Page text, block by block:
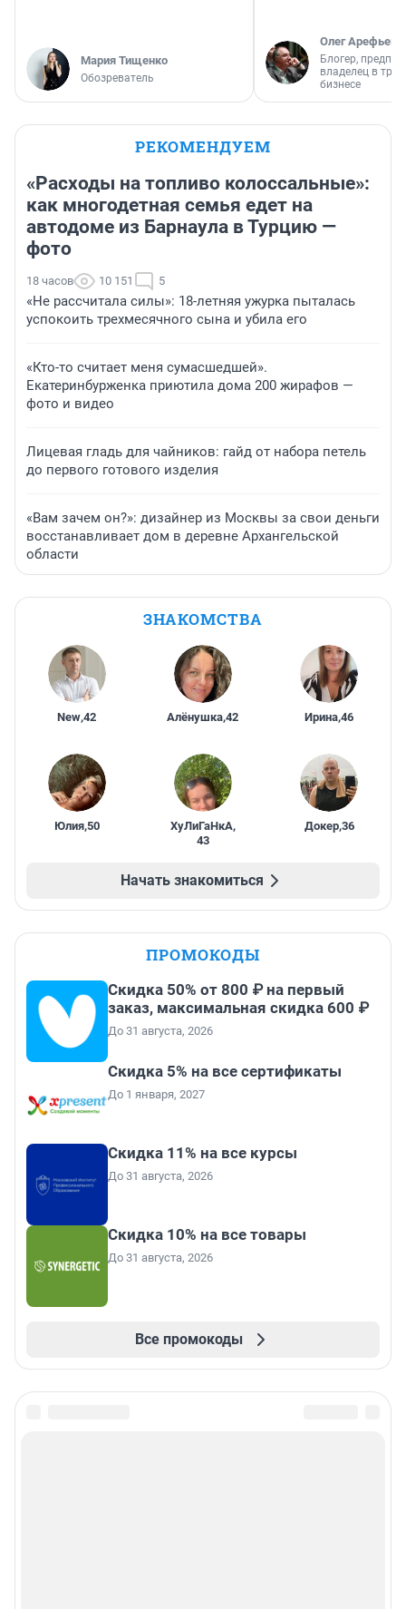
Мария Тищенко
Обозреватель
Олег Арефьев
Блогер,
владелец в
бизнесе
РЕКОМЕНДУЕМ
«Расходы на топливо колоссальные»:
как многодетная семья едет на
автодоме из Барнаула в Турцию —
фото
18 часов 10 151 5
«Не рассчитала силы»: 18-летняя ужурка пыталась
успокоить трехмесячного сына и убила его
«Кто-то считает меня сумасшедшей».
Екатеринбурженка приютила дома 200 жирафов —
фото и видео
Лицевая гладь для чайников: гайд от набора петель
до первого готового изделия
«Вам зачем он?»: дизайнер из Москвы за свои деньги
восстанавливает дом в деревне Архангельской
области
ЗНАКОМСТВА
New,42 Алёнушка,42 Ирина,46
Юлия,50 ХуЛиГаНкА,
43
Докер,36
Начать знакомиться
ПРОМОКОДЫ
Скидка 50% от 800 ₽ на первый
заказ, максимальная скидка 600 ₽
До 31 августа, 2026
Скидка 5% на все сертификаты
До 1 января, 2027
Скидка 11% на все курсы
До 31 августа, 2026
Скидка 10% на все товары
До 31 августа, 2026
Все промокоды